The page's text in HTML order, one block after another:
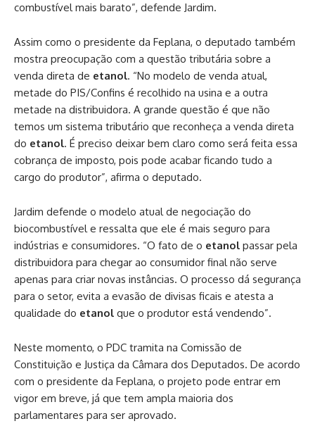
combustível mais barato”, defende Jardim.
Assim como o presidente da Feplana, o deputado também
mostra preocupação com a questão tributária sobre a
venda direta de etanol. “No modelo de venda atual,
metade do PIS/Confins é recolhido na usina e a outra
metade na distribuidora. A grande questão é que não
temos um sistema tributário que reconheça a venda direta
do etanol. É preciso deixar bem claro como será feita essa
cobrança de imposto, pois pode acabar ficando tudo a
cargo do produtor”, afirma o deputado.
Jardim defende o modelo atual de negociação do
biocombustível e ressalta que ele é mais seguro para
indústrias e consumidores. “O fato de o etanol passar pela
distribuidora para chegar ao consumidor final não serve
apenas para criar novas instâncias. O processo dá segurança
para o setor, evita a evasão de divisas ficais e atesta a
qualidade do etanol que o produtor está vendendo”.
Neste momento, o PDC tramita na Comissão de
Constituição e Justiça da Câmara dos Deputados. De acordo
com o presidente da Feplana, o projeto pode entrar em
vigor em breve, já que tem ampla maioria dos
parlamentares para ser aprovado.